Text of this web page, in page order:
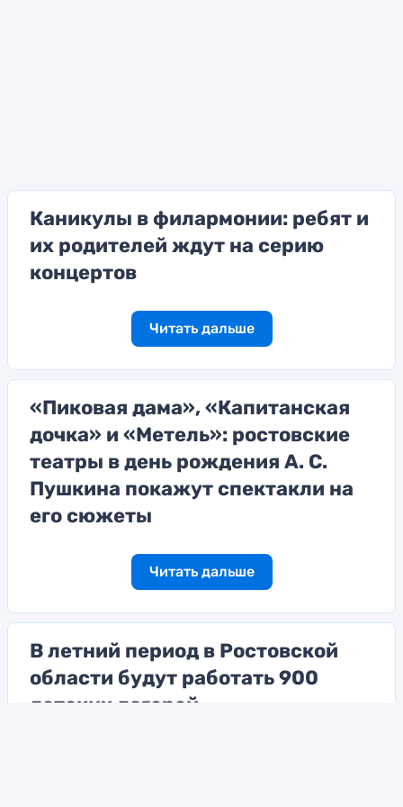
Каникулы в филармонии: ребят и
их родителей ждут на серию
концертов
Читать дальше
«Пиковая дама», «Капитанская
дочка» и «Метель»: ростовские
театры в день рождения А. С.
Пушкина покажут спектакли на
его сюжеты
Читать дальше
В летний период в Ростовской
области будут работать 900
детских лагерей